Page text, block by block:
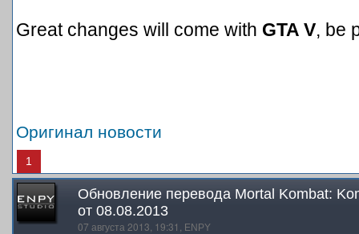
Great changes will come with GTA V, be
Оригинал новости
1
Обновление перевода Mortal Kombat:
от 08.08.2013
07 августа 2013, 19:31, ENPY